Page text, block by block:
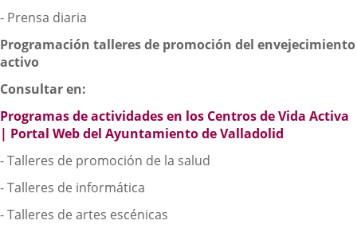
- Prensa diaria
Programación talleres de promoción del envejecimiento
activo
Consultar en:
Programas de actividades en los Centros de Vida Activa
| Portal Web del Ayuntamiento de Valladolid
- Talleres de promoción de la salud
- Talleres de informática
- Talleres de artes escénicas